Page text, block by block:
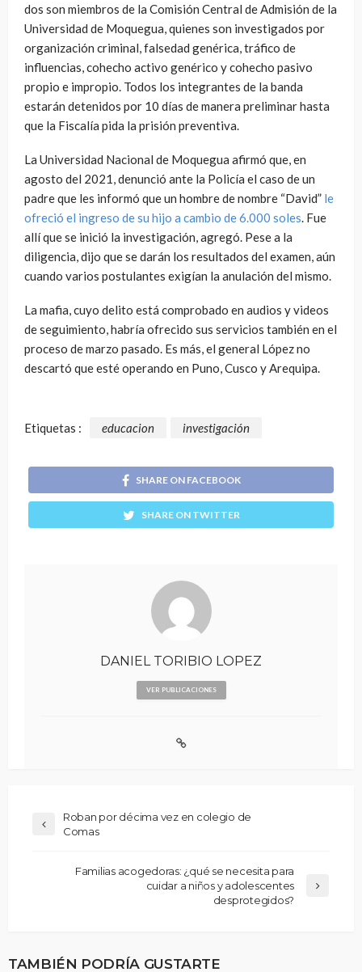
dos son miembros de la Comisión Central de Admisión de la
Universidad de Moquegua, quienes son investigados por
organización criminal, falsedad genérica, tráfico de
influencias, cohecho activo genérico y cohecho pasivo
propio e impropio. Todos los integrantes de la banda
estarán detenidos por 10 días de manera preliminar hasta
que la Fiscalía pida la prisión preventiva.
La Universidad Nacional de Moquegua afirmó que, en
agosto del 2021, denunció ante la Policía el caso de un
padre que les informó que un hombre de nombre “David” le
ofreció el ingreso de su hijo a cambio de 6.000 soles. Fue
allí que se inició la investigación, agregó. Pese a la
diligencia, dijo que se darán los resultados del examen, aún
cuando varios postulantes exigían la anulación del mismo.
La mafia, cuyo delito está comprobado en audios y videos
de seguimiento, habría ofrecido sus servicios también en el
proceso de marzo pasado. Es más, el general López no
descartó que esté operando en Puno, Cusco y Arequipa.
Etiquetas : educacion investigación
SHARE ON FACEBOOK
SHARE ON TWITTER
DANIEL TORIBIO LOPEZ
VER PUBLICACIONES
Roban por décima vez en colegio de
Comas
Familias acogedoras: ¿qué se necesita para
cuidar a niños y adolescentes
desprotegidos?
TAMBIÉN PODRÍA GUSTARTE